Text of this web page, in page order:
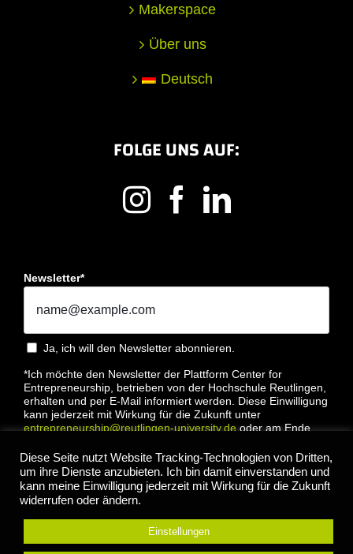
Makerspace
Über uns
Deutsch
FOLGE UNS AUF:
Newsletter*
Ja, ich will den Newsletter abonnieren.
*Ich möchte den Newsletter der Plattform Center for
Entrepreneurship, betrieben von der Hochschule Reutlingen,
erhalten und per E-Mail informiert werden. Diese Einwilligung
kann jederzeit mit Wirkung für die Zukunft unter
entrepreneurship@reutlingen-university.deoder am Ende
Datenschutzbestimmung
Anmelden
Diese Seite nutzt Website Tracking-Technologien von Dritten,
um ihre Dienste anzubieten. Ich bin damit einverstanden und
kann meine Einwilligung jederzeit mit Wirkung für die Zukunft
widerrufen oder ändern.
Einstellungen